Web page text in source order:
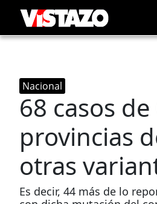
Nacional
68 casos
provincias
otras
Es decir, 44 más de lo